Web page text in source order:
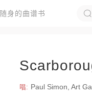
随身的曲谱书 
唱: Paul Simon, Art